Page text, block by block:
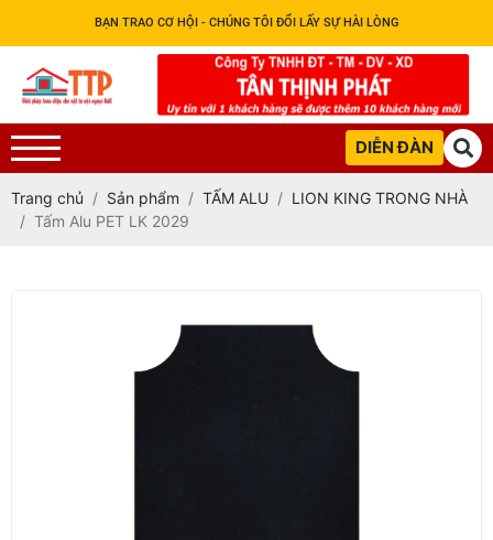
BẠN TRAO CƠ HỘI - CHÚNG TÔI ĐỔI LẤY SỰ HÀI LÒNG
DIỄN ĐÀN
Trang chủ Sản phẩm TẤM ALU
LION KING TRONG NHÀ
Tấm Alu PET LK 2029